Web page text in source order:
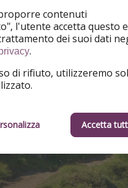
contenuti
l'utente accetta questo e
dei suoi dati
.
di rifiuto, utilizzeremo
Accetta